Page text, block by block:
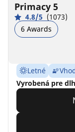
Primacy 5
4.8/5 (1073)
6 Awards
Letné
Vyrobená pre